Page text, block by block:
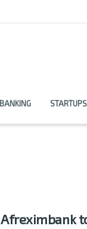
BANKING STARTUPS
Afreximbank